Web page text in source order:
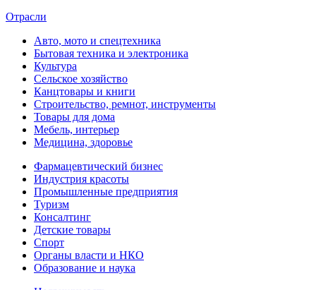
Отрасли
Авто, мото и спецтехника
Бытовая техника и электроника
Культура
Сельское хозяйство
Канцтовары и книги
Строительство, ремнот, инструменты
Товары для дома
Мебель, интерьер
Медицина, здоровье
Фармацевтический бизнес
Индустрия красоты
Промышленные предприятия
Туризм
Консалтинг
Детские товары
Спорт
Органы власти и НКО
Образование и наука